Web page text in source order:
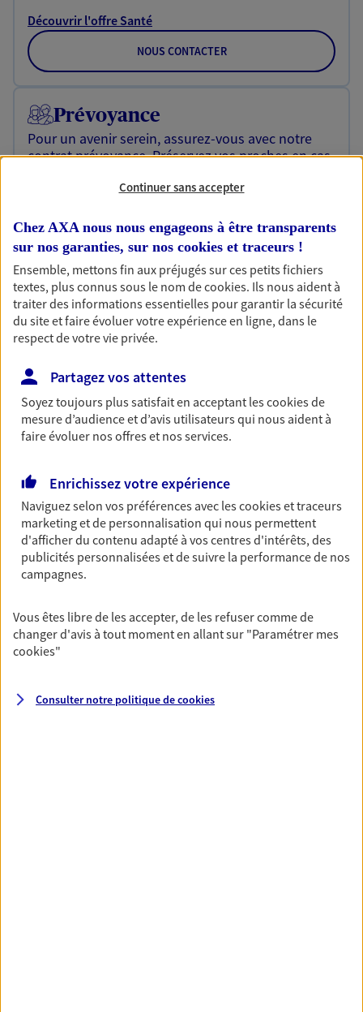
Découvrir l'offre Santé
NOUS CONTACTER
Prévoyance
Pour un avenir serein, assurez-vous avec notre
contrat prévoyance. Préservez vos proches en cas
garanties incapacité temporaire totale de travail,
Découvrir l'offre Prévoyance
NOUS CONTACTER
Assurance prêt immobilier
belles économies possibles sur votre budget
immobilier en confiant votre assurance de prêt à
AXA !
NOUS CONTACTER
Retraite
Préparez sereinement ce nouveau chapitre de
votre vie avec les conseils d'un expert. Découvrez
notre nouvelle solution PER (Plan Epargne
Retraite) spécialement conçue pour la retraite.
NOUS CONTACTER
VOIR TOUTES NOS OFFRES
Continuer sans accepter
Chez AXA nous nous engageons à être transparents
sur nos garanties, sur nos cookies et traceurs !
Ensemble, mettons fin aux préjugés sur ces petits fichiers
textes, plus connus sous le nom decookies. Ils nous aident à
traiter des informations essentielles pour garantir la sécurité
du site et faire évoluer votre expérience en ligne, dans le
respect de votre vie privée.
Partagez vos attentes
Soyez toujours plus satisfait en acceptant lescookiesde
mesure d’audience et d’avis utilisateurs qui nous aident à
faire évoluer nos offres et nos services.
Enrichissez votre expérience
Naviguez selon vos préférences avec lescookies et traceurs
marketing et de personnalisation qui nous permettent
d'afficher du contenu adapté à vos centres d'intérêts, des
publicités personnalisées et de suivre la performance de nos
campagnes.
Vous êtes libre de les accepter, de les refuser comme de
changer d'avis à tout moment en allant sur "Paramétrer mes
cookies"
Consulter notre politique decookies